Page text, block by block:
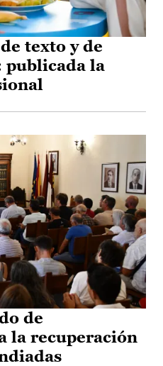
texto y de
publicada la
de
la recuperación